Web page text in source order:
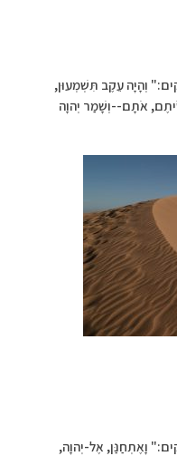
וְהָיָה עֵקֶב תִּשְׁמְעוּן,
אֹתָם--וְשָׁמַר יְהוָה
וָאֶתְחַנַּן, אֶל-יְהוָה,